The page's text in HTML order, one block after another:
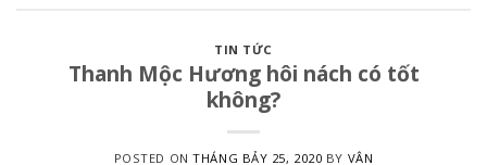
TIN TỨC
Thanh Mộc Hương hôi nách có tốt
không?
POSTED ONTHÁNG BẢY 25, 2020 BY VÂN